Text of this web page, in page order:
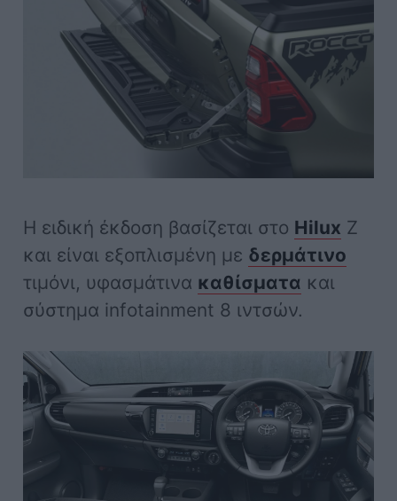
Η ειδική έκδοση βασίζεται στο Hilux Z
και είναι εξοπλισμένη με δερμάτινο
τιμόνι, υφασμάτινα καθίσματα και
σύστημα infotainment 8 ιντσών.